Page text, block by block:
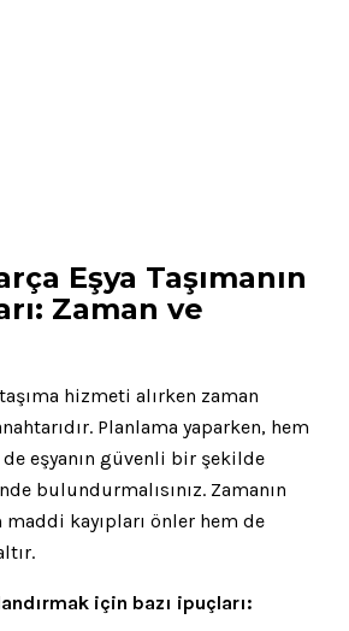
Eşya Taşımanın
Zaman ve
hizmeti alırken zaman
Planlama yaparken, hem
eşyanın güvenli bir şekilde
bulundurmalısınız. Zamanın
kayıpları önler hem de
için bazı ipuçları: